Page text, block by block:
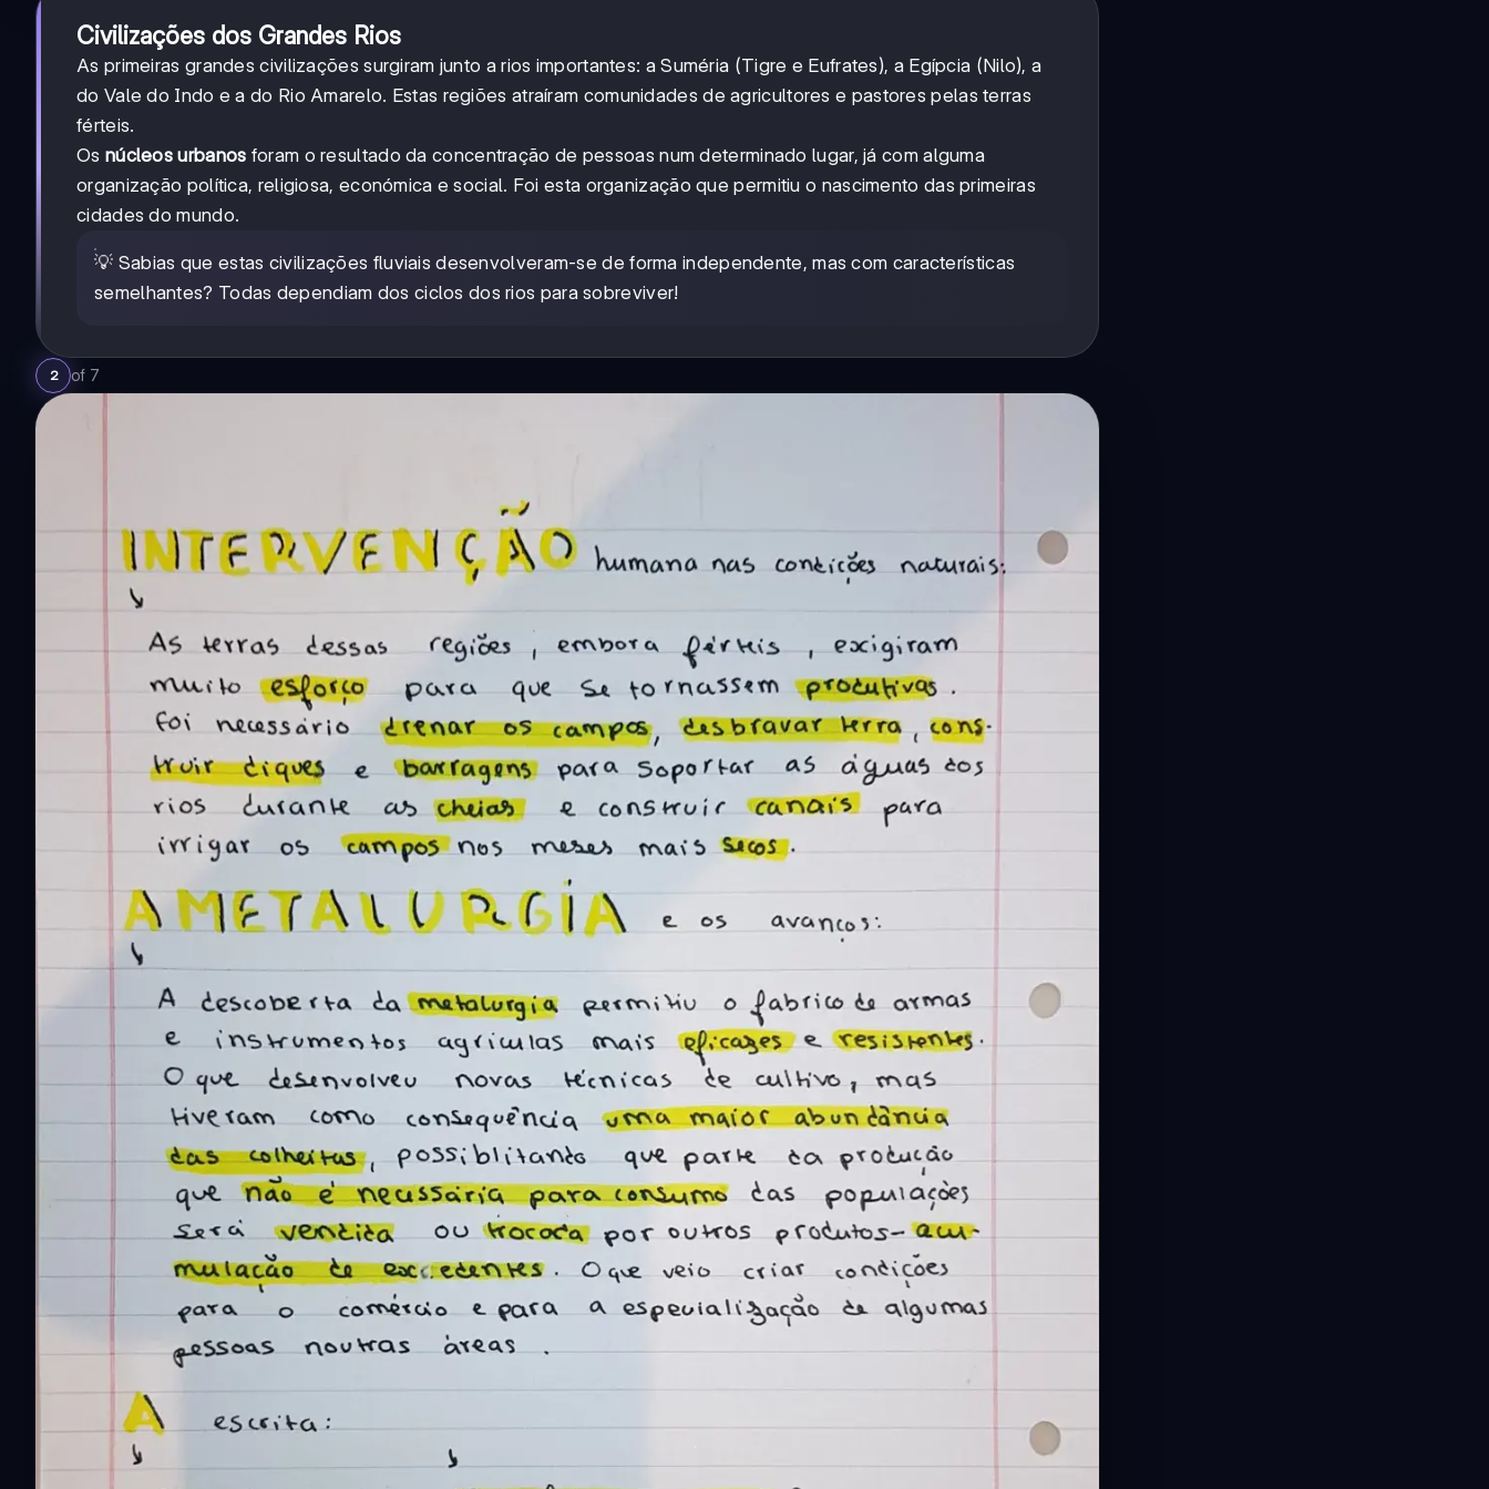
Civilizações dos Grandes Rios
As primeiras grandes civilizações surgiram junto a rios importantes: a Suméria (Tigre e Eufrates), a Egípcia (Nilo), a
do Vale do Indo e a do Rio Amarelo. Estas regiões atraíram comunidades de agricultores e pastores pelas terras
férteis.
Os núcleos urbanos foram o resultado da concentração de pessoas num determinado lugar, já com alguma
organização política, religiosa, económica e social. Foi esta organização que permitiu o nascimento das primeiras
cidades do mundo.
💡 Sabias que estas civilizações fluviais desenvolveram-se de forma independente, mas com características
semelhantes? Todas dependiam dos ciclos dos rios para sobreviver!
2 of 7